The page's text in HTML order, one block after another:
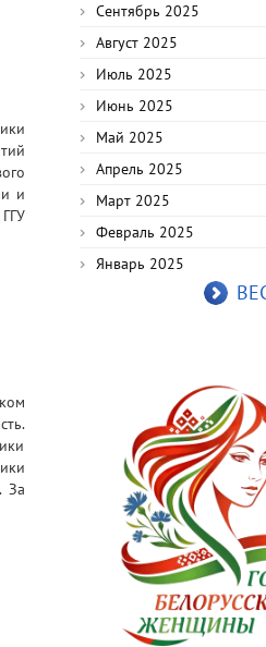
и
За
Сентябрь 2025
Август 2025
Июль 2025
Июнь 2025
Май 2025
Апрель 2025
Март 2025
Февраль 2025
Январь 2025